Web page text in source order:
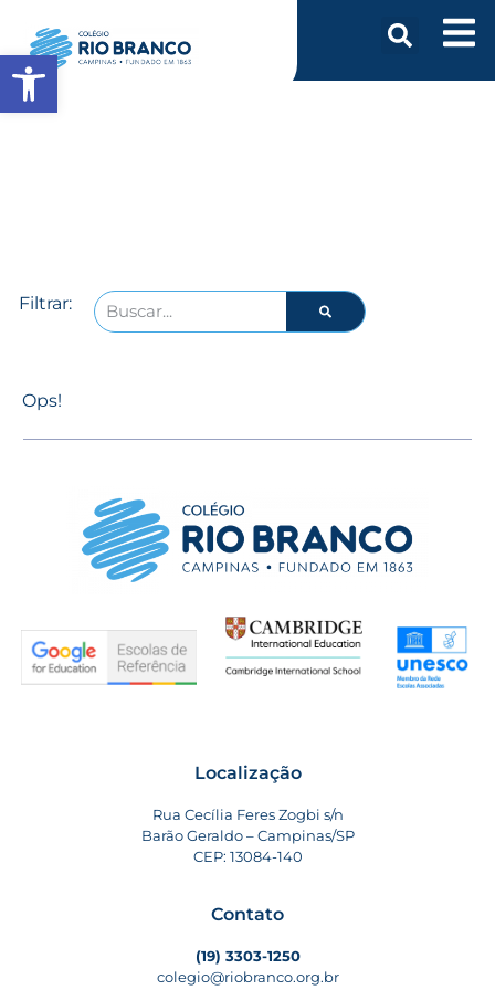
Filtrar:
Ops!
Localização
Rua Cecília Feres Zogbi s/n
Barão Geraldo – Campinas/SP
CEP: 13084-140
Contato
(19) 3303-1250
colegio@riobranco.org.br
Abrir a barra de ferramentas